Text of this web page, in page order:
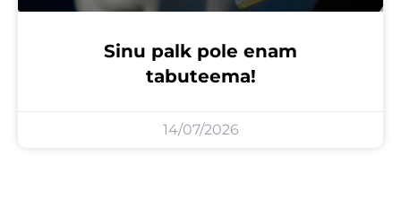
Sinu palk pole enam
tabuteema!
14/07/2026